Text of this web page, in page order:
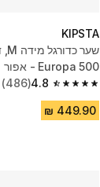
KIPSTA
Europa 500 - אפור
4.8
4.8 out of 5 stars from 486 reviews
(486)